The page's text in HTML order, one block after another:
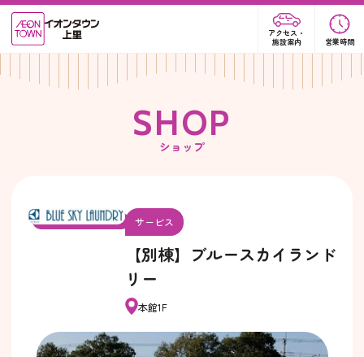
アクセス・
施設案内
営業時間
SHOP
ショップ
サービス
【別棟】ブルースカイランド
リー
本館1F